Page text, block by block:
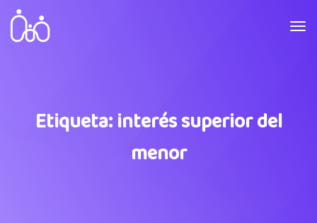
Etiqueta:interés superior del
menor